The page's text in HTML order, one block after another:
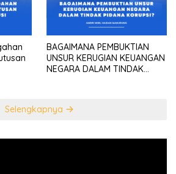
BAGAIMANA PEMBUKTIAN
UNSUR KERUGIAN KEUANGAN
NEGARA DALAM TINDAK
Selengkapnya